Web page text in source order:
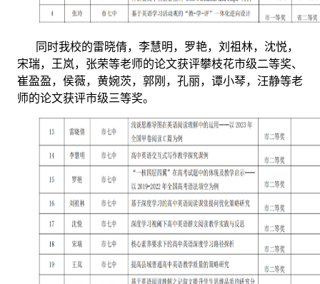
同时我校的雷晓倩，李慧明，罗艳，刘祖林，沈悦，
宋瑞，王岚，张荣等老师的论文获评攀枝花市级二等奖、
崔盈盈，侯薇，黄婉茨，郭刚，孔丽，谭小琴，汪静等老
师的论文获评市级三等奖。